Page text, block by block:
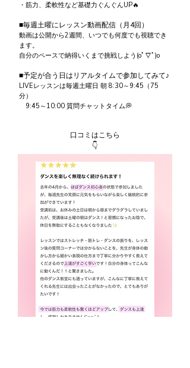
・筋力、柔軟性など基礎力ぐんぐんUP🔥
■毎週土曜にレッスン動画配信（月4回）
動画は公開から2週間、いつでも何度でも視聴でき
ます。
自分のペースで納得いくまで挑戦しよう(oﾟ▽ﾟ)o
■予定が合う日はリアルタイムで参加してみて♪
LIVEレッスンは毎週土曜日 朝 8:30～9:45（75
分）
9:45～10:00 質問チャットタイム💭
口コミはこちら
​👇